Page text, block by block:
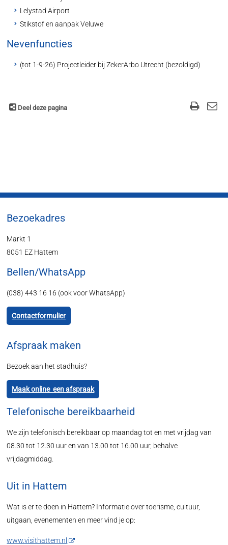
Lelystad Airport
Stikstof en aanpak Veluwe
Nevenfuncties
(tot 1-9-26) Projectleider bij ZekerArbo Utrecht (bezoldigd)
Deel deze pagina
Bezoekadres
Markt 1
8051 EZ Hattem
Bellen/WhatsApp
(038) 443 16 16 (ook voor WhatsApp)
Contactformulier
Afspraak maken
Bezoek aan het stadhuis?
Maak online een afspraak
Telefonische bereikbaarheid
We zijn telefonisch bereikbaar op maandag tot en met vrijdag van
08.30 tot 12.30 uur en van 13.00 tot 16.00 uur, behalve
vrijdagmiddag.
Uit in Hattem
Wat is er te doen in Hattem? Informatie over toerisme, cultuur,
uitgaan, evenementen en meer vind je op:
www.visithattem.nl